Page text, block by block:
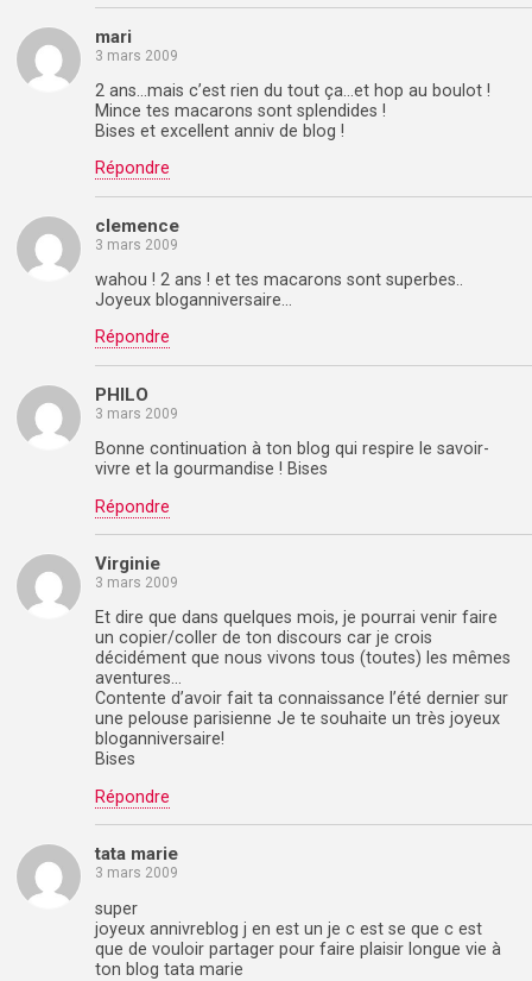
mari
3 mars 2009
2 ans…mais c’est rien du tout ça…et hop au boulot !
Mince tes macarons sont splendides !
Bises et excellent anniv de blog !
Répondre
clemence
3 mars 2009
wahou ! 2 ans ! et tes macarons sont superbes..
Joyeux bloganniversaire…
Répondre
PHILO
3 mars 2009
Bonne continuation à ton blog qui respire le savoir-
vivre et la gourmandise ! Bises
Répondre
Virginie
3 mars 2009
Et dire que dans quelques mois, je pourrai venir faire
un copier/coller de ton discours car je crois
décidément que nous vivons tous (toutes) les mêmes
aventures…
Contente d’avoir fait ta connaissance l’été dernier sur
une pelouse parisienne Je te souhaite un très joyeux
bloganniversaire!
Bises
Répondre
tata marie
3 mars 2009
super
joyeux annivreblog j en est un je c est se que c est
que de vouloir partager pour faire plaisir longue vie à
ton blog tata marie